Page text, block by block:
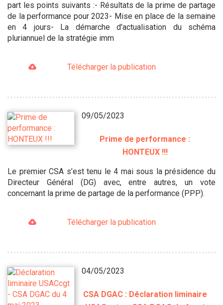
part les points suivants :- Résultats de la prime de partage
de la performance pour 2023- Mise en place de la semaine
en 4 jours- La démarche d'actualisation du schéma
pluriannuel de la stratégie imm
Télécharger la publication
09/05/2023
Prime de performance :
HONTEUX !!!
Le premier CSA s’est tenu le 4 mai sous la présidence du
Directeur Général (DG) avec, entre autres, un vote
concernant la prime de partage de la performance (PPP).
Télécharger la publication
04/05/2023
CSA DGAC : Déclaration liminaire